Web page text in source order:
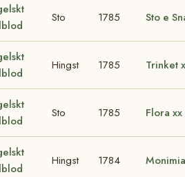
Sto 1785 Sto e
Hingst 1785 Trinket
Sto 1785 Flora xx
Hingst 1784